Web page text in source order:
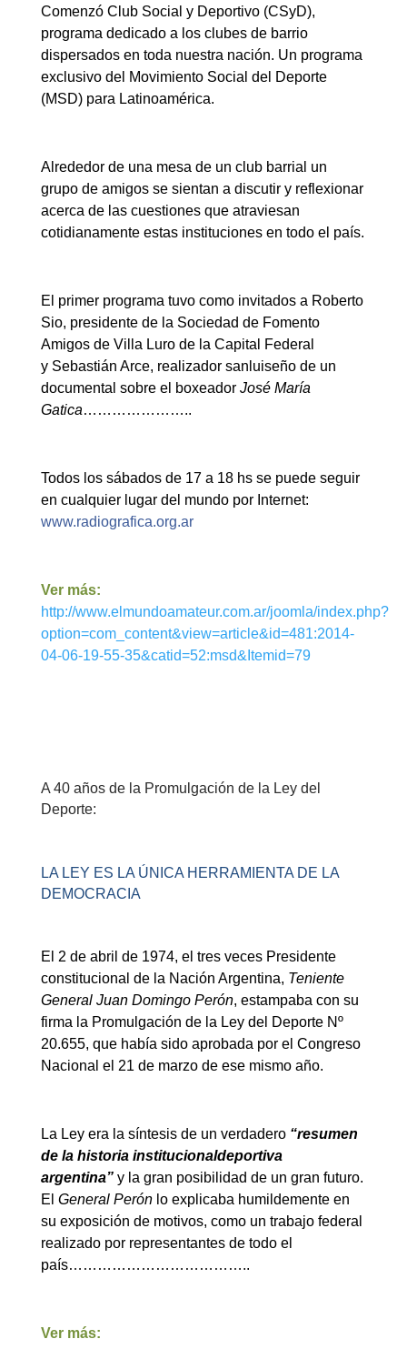
Comenzó Club Social y Deportivo (CSyD),
programa dedicado a los clubes de barrio
dispersados en toda nuestra nación. Un programa
exclusivo del Movimiento Social del Deporte
(MSD) para Latinoamérica.
Alrededor de una mesa de un club barrial un
grupo de amigos se sientan a discutir y reflexionar
acerca de las cuestiones que atraviesan
cotidianamente estas instituciones en todo el país.
El primer programa tuvo como invitados a Roberto
Sio, presidente de la Sociedad de Fomento
Amigos de Villa Luro de la Capital Federal
y Sebastián Arce, realizador sanluiseño de un
documental sobre el boxeador José María
Gatica…………………..
Todos los sábados de 17 a 18 hs se puede seguir
en cualquier lugar del mundo por Internet:
www.radiografica.org.ar
Ver más:
http://www.elmundoamateur.com.ar/joomla/index.php?
option=com_content&view=article&id=481:2014-
04-06-19-55-35&catid=52:msd&Itemid=79
A 40 años de la Promulgación de la Ley del
Deporte:
LA LEY ES LA ÚNICA HERRAMIENTA DE LA
DEMOCRACIA
El 2 de abril de 1974, el tres veces Presidente
constitucional de la Nación Argentina, Teniente
General Juan Domingo Perón, estampaba con su
firma la Promulgación de la Ley del Deporte Nº
20.655, que había sido aprobada por el Congreso
Nacional el 21 de marzo de ese mismo año.
La Ley era la síntesis de un verdadero “resumen
de la historia institucionaldeportiva
argentina” y la gran posibilidad de un gran futuro.
El General Perónlo explicaba humildemente en
su exposición de motivos, como un trabajo federal
realizado por representantes de todo el
país………………………………..
Ver más: